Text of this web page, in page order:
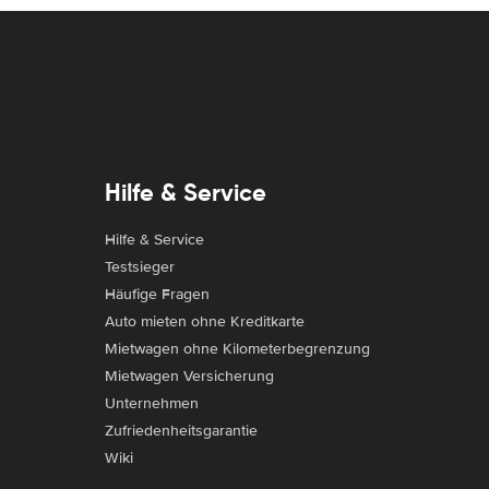
Hilfe & Service
Hilfe & Service
Testsieger
Häufige Fragen
Auto mieten ohne Kreditkarte
Mietwagen ohne Kilometerbegrenzung
Mietwagen Versicherung
Unternehmen
Zufriedenheitsgarantie
Wiki